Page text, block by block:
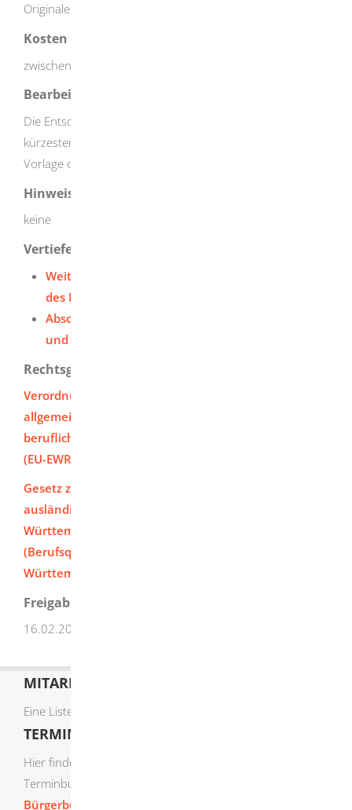
Originale
Kosten
zwischen
Bearbeitungsdauer
Die Entscheidung über den Antrag erfolgt innerhalb
kürzester Frist, spätestens jedoch drei Monate nach
Vorlage der vollständigen Unterlagen.
Hinweise
keine
Vertiefende Informationen
Weitere Informationen der Anerkennungsstelle
des Regierungspräsidiums Tübingen
Abschriften, Ablichtungen, Vervielfältigungen
und Negative amtlich beglaubigen lassen
Rechtsgrundlage
Verordnung des Kultusministeriums zur Umsetzung
allgemeiner Regelungen zur Anerkennung
beruflicher Befähigungsnachweise für Lehrerberufe
(EU-EWR-Lehrerverordnung)
Gesetz zur Feststellung der Geichwertigkeit
ausländischer Berufsqualifikationen in Baden-
Württemberg
(Berufsqualifikationsfeststellungsgesetz Baden-
Württemberg -BQFG-BW)
Freigabevermerk
16.02.2026 Kultusministerium Baden-Württemberg
MITARBEITERLISTE
Eine Liste der Mitarbeiter von A-Z finden Sie
TERMIN ONLINE BUCHEN
Hier finden Sie die verfügbaren Sachgebiete zur Online-
Terminbuchung:
Bürgerbüro Termine online buchen